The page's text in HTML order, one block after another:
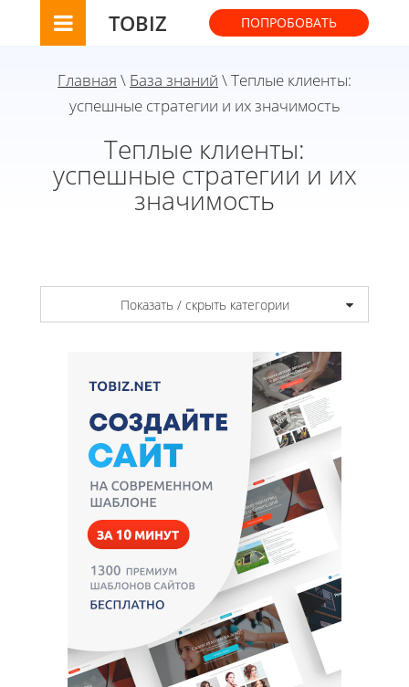
TOBIZ ПОПРОБОВАТЬ
Главная \ База знаний \ Теплые клиенты:
успешные стратегии и их значимость
Теплые клиенты:
успешные стратегии и их
значимость
Показать / скрыть категории